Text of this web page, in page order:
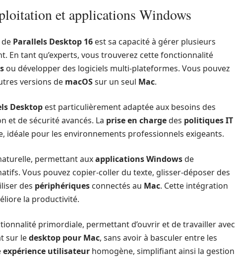
et applications Windows
Parallels Desktop 16 est sa capacité à gérer plusieurs
En tant qu’experts, vous trouverez cette fonctionnalité
ou développer des logiciels multi-plateformes. Vous pouvez
versions de macOSsur un seul Mac.
Desktop est particulièrement adaptée aux besoins des
et de sécurité avancés. La prise en chargedes politiques IT
idéale pour les environnements professionnels exigeants.
permettant auxapplications Windowsde
Vous pouvez copier-coller du texte, glisser-déposer des
des périphériques connectés au Mac. Cette intégration
la productivité.
primordiale, permettant d’ouvrir et de travailler avec
sur ledesktop pour Mac, sans avoir à basculer entre les
expérience utilisateur homogène, simplifiant ainsi la gestion